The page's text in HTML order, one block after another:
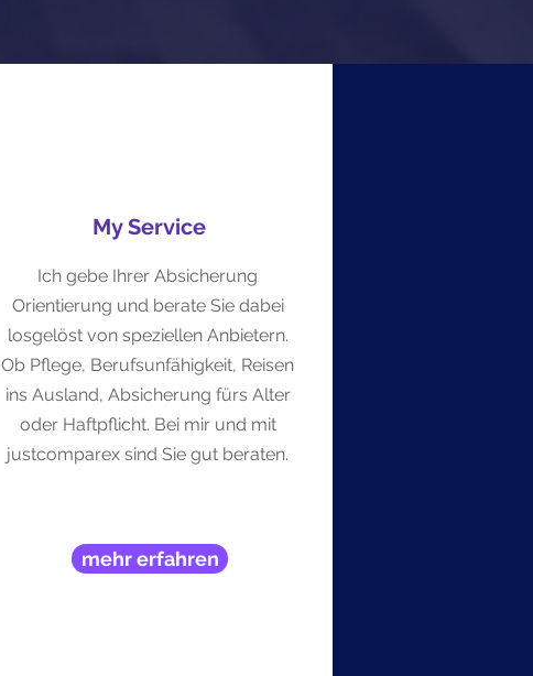
My Service
Ich gebe Ihrer Absicherung
Orientierung und berate Sie dabei
losgelöst von speziellen Anbietern.
Ob Pflege, Berufsunfähigkeit, Reisen
ins Ausland, Absicherung fürs Alter
oder Haftpflicht. Bei mir und mit
justcomparex sind Sie gut beraten.
mehr erfahren